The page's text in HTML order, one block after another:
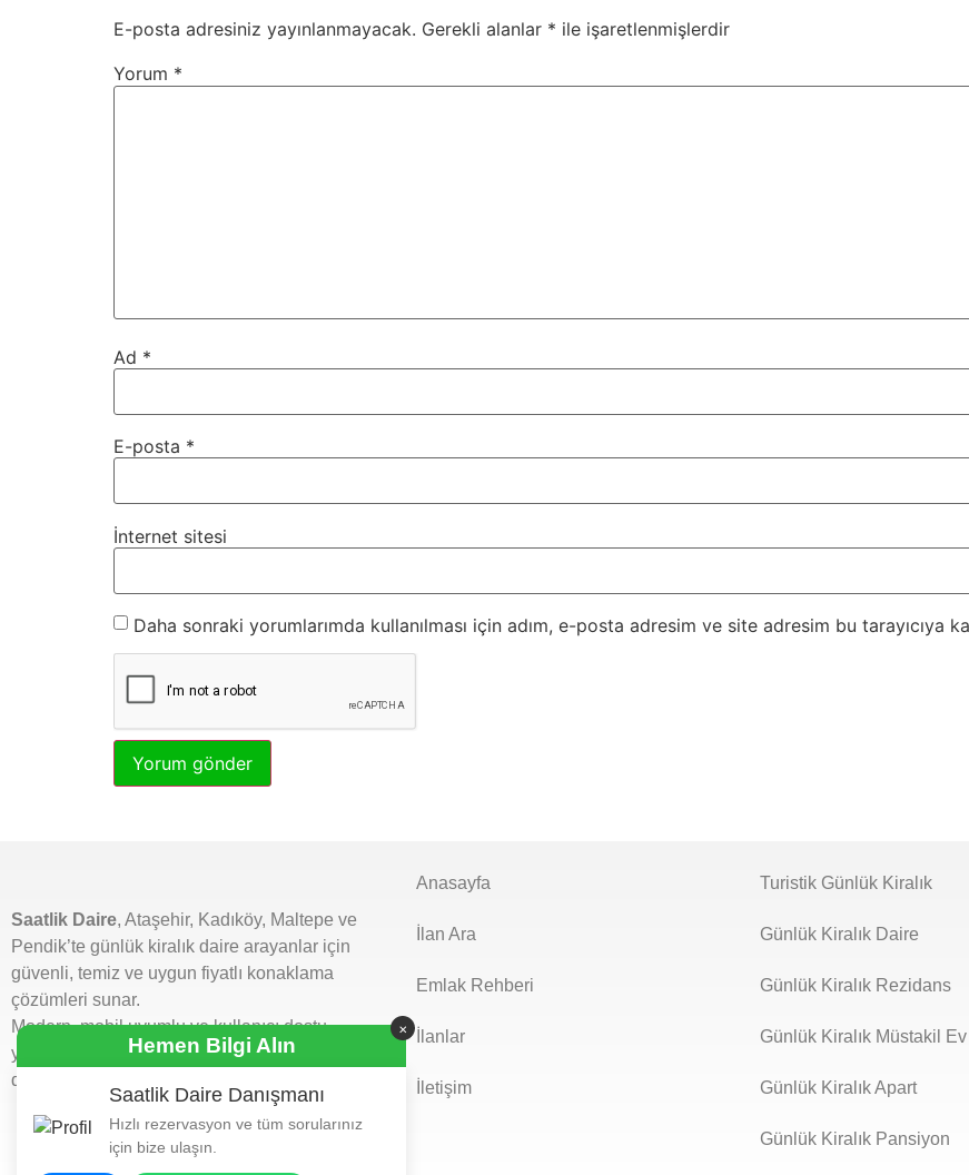
E-posta adresiniz yayınlanmayacak. Gerekli alanlar * ile işaretlenmişlerdir
Yorum *
Ad *
E-posta *
İnternet sitesi
Daha sonraki yorumlarımda kullanılması için adım, e-posta adresim ve site adresim bu tarayıcıya
Saatlik Daire, Ataşehir, Kadıköy, Maltepe ve
Pendik’te günlük kiralık daire arayanlar için
güvenli, temiz ve uygun fiyatlı konaklama
çözümleri sunar.
Modern, mobil uyumlu ve kullanıcı dostu
yapısıyla kolayca ilan verebilir, aradığınız
daireyi hızlıca bulabilirsiniz.
Anasayfa
İlan Ara
Emlak Rehberi
İlanlar
İletişim
Turistik Günlük Kiralık
Günlük Kiralık Daire
Günlük Kiralık Rezidans
Günlük Kiralık Müstakil Ev
Günlük Kiralık Apart
Günlük Kiralık Pansiyon
×
Hemen Bilgi Alın
Saatlik Daire Danışmanı
Hızlı rezervasyon ve tüm sorularınız
için bize ulaşın.